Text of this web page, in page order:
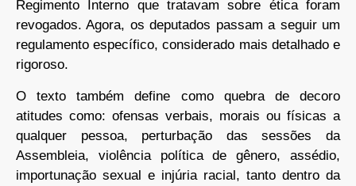
Regimento Interno que tratavam sobre ética foram
revogados. Agora, os deputados passam a seguir um
regulamento específico, considerado mais detalhado e
rigoroso.
O texto também define como quebra de decoro
atitudes como: ofensas verbais, morais ou físicas a
qualquer pessoa, perturbação das sessões da
Assembleia, violência política de gênero, assédio,
importunação sexual e injúria racial, tanto dentro da